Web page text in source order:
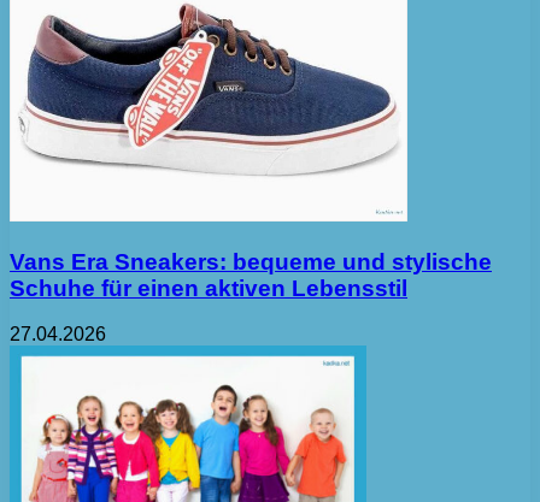
Vans Era Sneakers: bequeme und stylische
Schuhe für einen aktiven Lebensstil
27.04.2026